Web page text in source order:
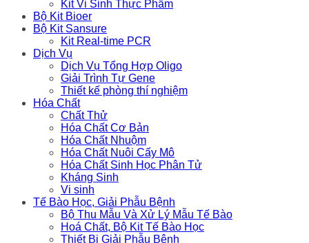
Kit Vi Sinh Thực Phẩm
Bộ Kit Bioer
Bộ Kit Sansure
Kit Real-time PCR
Dịch Vụ
Dịch Vụ Tổng Hợp Oligo
Giải Trình Tự Gene
Thiết kế phòng thí nghiệm
Hóa Chất
Chất Thử
Hóa Chất Cơ Bản
Hóa Chất Nhuộm
Hóa Chất Nuôi Cấy Mô
Hóa Chất Sinh Học Phân Tử
Kháng Sinh
Vi sinh
Tế Bào Học, Giải Phẫu Bệnh
Bộ Thu Mẫu Và Xử Lý Mẫu Tế Bào
Hoá Chất, Bộ Kit Tế Bào Học
Thiết Bị Giải Phẫu Bệnh